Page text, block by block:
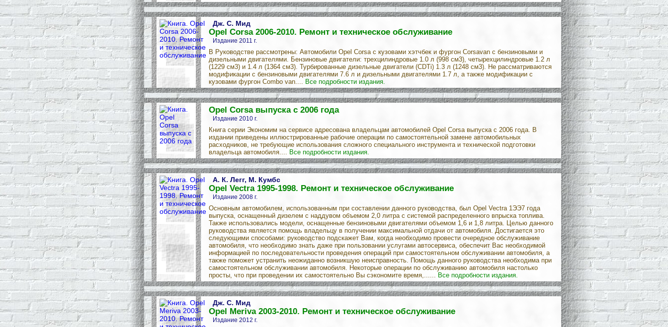
Дж. С. Мид
Opel Corsa 2006-2010. Ремонт и техническое обслуживание
Издание 2011 г.
В Руководстве рассмотрены: Автомобили Opel Corsa с кузовами хэтчбек и фургон Corsavan с бензиновыми и
дизельными двигателями. Бензиновые двигатели: трехцилиндровые 1.0 л (998 см3), четырехцилиндровые 1.2 л
(1229 см3) и 1.4 л (1364 см3). Турбированные дизельные двигатели (CDTi) 1.3 л (1248 см3). Не рассматриваются
модификации с бензиновыми двигателями 7.6 л и дизельными двигателями 1.7 л, а также модификации с
кузовами фургон Combo van.... Все подробности издания.
Opel Corsa выпуска с 2006 года
Издание 2010 г.
Книга серии Экономим на сервисе адресована владельцам автомобилей Opel Corsa выпуска с 2006 года. В
издании приведены иллюстрированные рабочие операции по самостоятельной замене автомобильных
расходников, не требующие использования сложного специального инструмента и технической подготовки
владельца автомобиля.... Все подробности издания.
А. К. Легг, М. Кумбс
Opel Vectra 1995-1998. Ремонт и техническое обслуживание
Издание 2008 г.
Основным автомобилем, использованным при составлении данного руководства, был Opel Vectra 1ЭЭ7 года
выпуска, оснащенный дизелем с наддувом объемом 2,0 литра с системой распределенного впрыска топлива.
Также использовались модели, оснащенные бензиновыми двигателями объемом 1,6 и 1,8 литра. Целью данного
руководства является помощь владельцу в получении максимальной отдачи от автомобиля. Достигается это
следующими способами: руководство подскажет Вам, когда необходимо провести очередное обслуживание
автомобиля, что необходимо знать даже при пользовании услугами автосервиса, обеспечит Вас необходимой
информацией по последовательности проведения операций при самостоятельном обслуживании автомобиля, а
также поможет устранить неожиданно возникшую неисправность. Помощь данного руководства необходима при
самостоятельном обслуживании автомобиля. Некоторые операции по обслуживанию автомобиля настолько
просты, что при проведении их самостоятельно Вы сэкономите время,...... Все подробности издания.
Дж. С. Мид
Opel Meriva 2003-2010. Ремонт и техническое обслуживание
Издание 2012 г.